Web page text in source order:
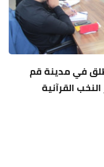
في مدينة قم
القرآنية